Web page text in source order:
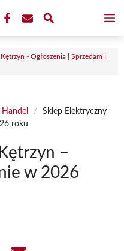
Kętrzyn - Ogłoszenia | Sprzedam |
/
Sklep Elektryczny
roku
–
w 2026